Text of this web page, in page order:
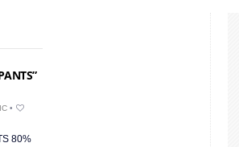
•
80%